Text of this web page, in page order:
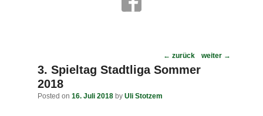
Post
navigation
← zurück weiter →
3. Spieltag Stadtliga Sommer
2018
Posted on 16. Juli 2018 by Uli Stotzem